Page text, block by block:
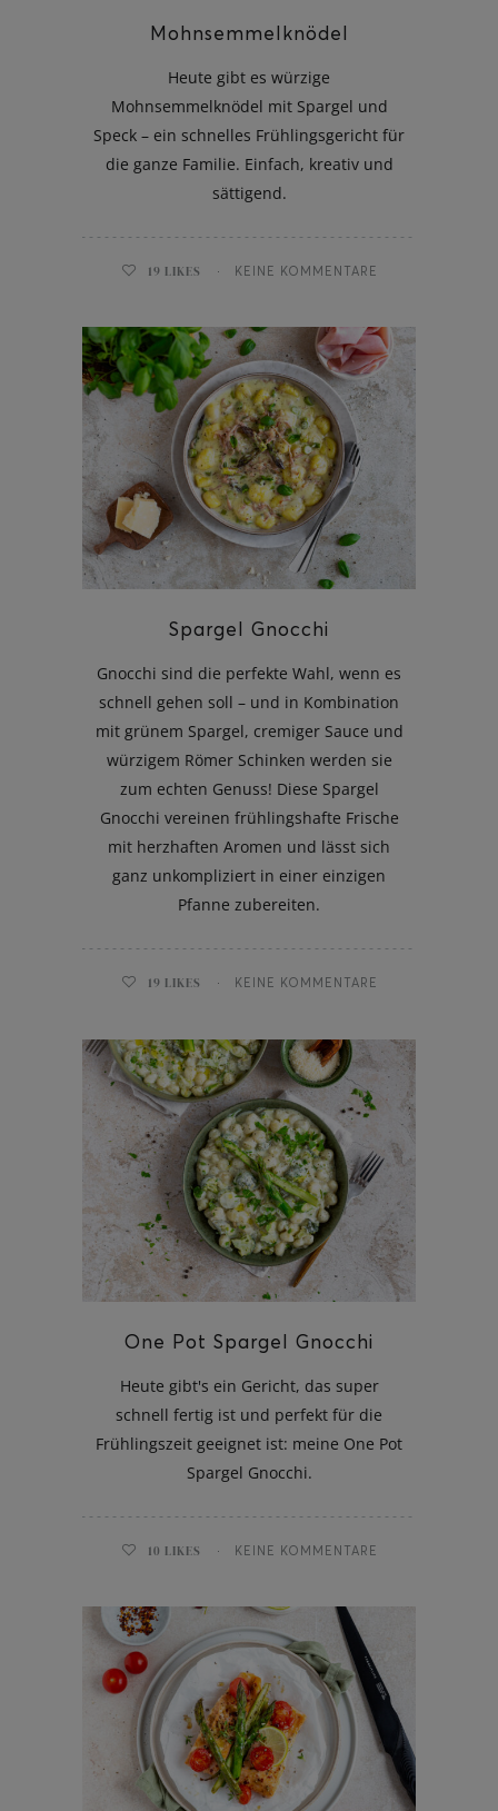
Mohnsemmelknödel
Heute gibt es würzige
Mohnsemmelknödel mit Spargel und
Speck – ein schnelles Frühlingsgericht für
die ganze Familie. Einfach, kreativ und
sättigend.
19 LIKES KEINE KOMMENTARE
Spargel Gnocchi
Gnocchi sind die perfekte Wahl, wenn es
schnell gehen soll – und in Kombination
mit grünem Spargel, cremiger Sauce und
würzigem Römer Schinken werden sie
zum echten Genuss! Diese Spargel
Gnocchi vereinen frühlingshafte Frische
mit herzhaften Aromen und lässt sich
ganz unkompliziert in einer einzigen
Pfanne zubereiten.
19 LIKES KEINE KOMMENTARE
One Pot Spargel Gnocchi
Heute gibt's ein Gericht, das super
schnell fertig ist und perfekt für die
Frühlingszeit geeignet ist: meine One Pot
Spargel Gnocchi.
10 LIKES KEINE KOMMENTARE